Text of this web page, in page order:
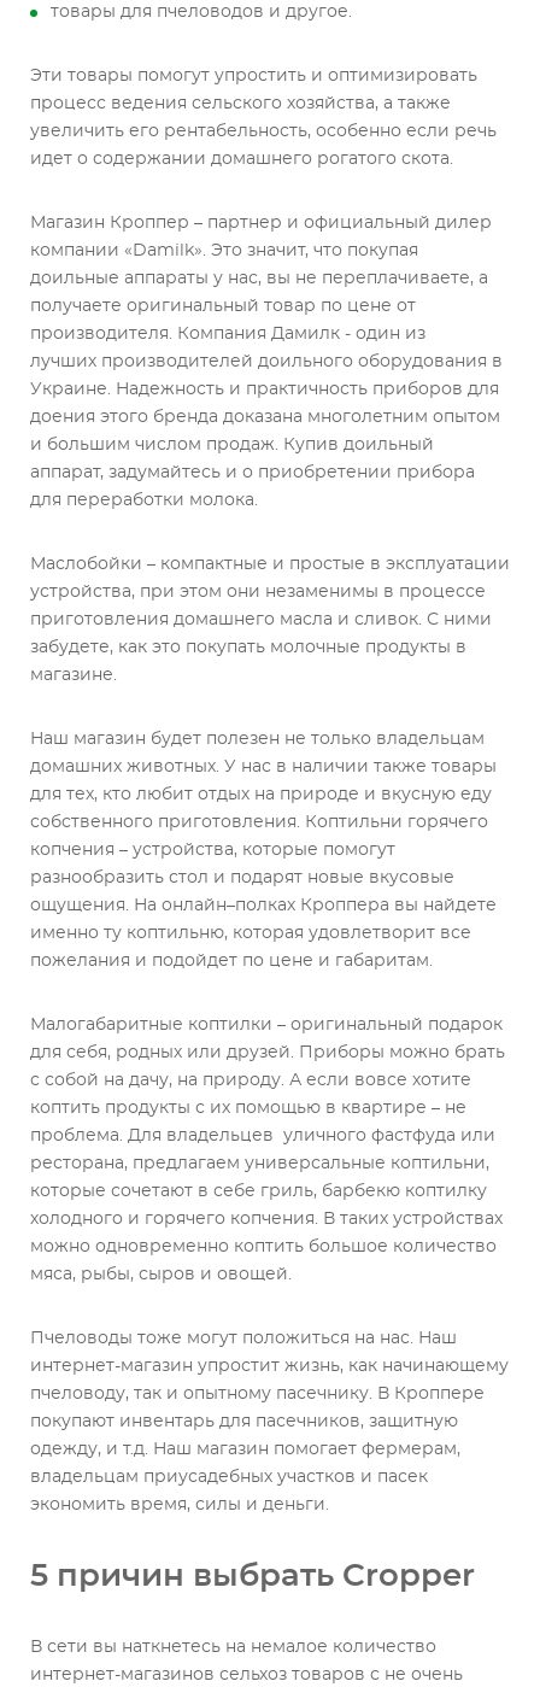
товары для пчеловодов и другое.
Эти товары помогут упростить и оптимизировать
процесс ведения сельского хозяйства, а также
увеличить его рентабельность, особенно если речь
идет о содержании домашнего рогатого скота.
Магазин Кроппер – партнер и официальный дилер
компании «Damilk». Это значит, что покупая
доильные аппараты у нас, вы не переплачиваете, а
получаете оригинальный товар по цене от
производителя. Компания Дамилк - один из
лучших производителей доильного оборудования в
Украине. Надежность и практичность приборов для
доения этого бренда доказана многолетним опытом
и большим числом продаж. Купив доильный
аппарат, задумайтесь и о приобретении прибора
для переработки молока.
Маслобойки – компактные и простые в эксплуатации
устройства, при этом они незаменимы в процессе
приготовления домашнего масла и сливок. С ними
забудете, как это покупать молочные продукты в
магазине.
Наш магазин будет полезен не только владельцам
домашних животных. У нас в наличии также товары
для тех, кто любит отдых на природе и вкусную еду
собственного приготовления. Коптильни горячего
копчения – устройства, которые помогут
разнообразить стол и подарят новые вкусовые
ощущения. На онлайн–полках Кроппера вы найдете
именно ту коптильню, которая удовлетворит все
пожелания и подойдет по цене и габаритам.
Малогабаритные коптилки – оригинальный подарок
для себя, родных или друзей. Приборы можно брать
с собой на дачу, на природу. А если вовсе хотите
коптить продукты с их помощью в квартире – не
проблема. Для владельцев уличного фастфуда или
ресторана, предлагаем универсальные коптильни,
которые сочетают в себе гриль, барбекю коптилку
холодного и горячего копчения. В таких устройствах
можно одновременно коптить большое количество
мяса, рыбы, сыров и овощей.
Пчеловоды тоже могут положиться на нас. Наш
интернет-магазин упростит жизнь, как начинающему
пчеловоду, так и опытному пасечнику. В Кроппере
покупают инвентарь для пасечников, защитную
одежду, и т.д. Наш магазин помогает фермерам,
владельцам приусадебных участков и пасек
экономить время, силы и деньги.
5 причин выбрать Cropper
В сети вы наткнетесь на немалое количество
интернет-магазинов сельхоз товаров с не очень